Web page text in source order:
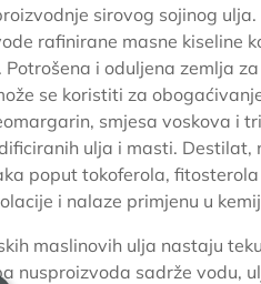
sirovog sojinog
rafinirane masne kiseline
i oduljena zemlja
se koristiti za
smjesa voskova i
ulja i masti.
poput tokoferola,
i nalaze primjenu u
maslinovih ulja nastaju
nusproizvoda sadrže vodu,